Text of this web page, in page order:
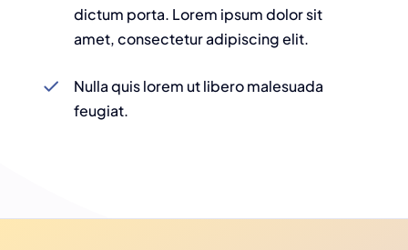
dictum porta. Lorem ipsum dolor sit
amet, consectetur adipiscing elit.
Nulla quis lorem ut libero malesuada
feugiat.